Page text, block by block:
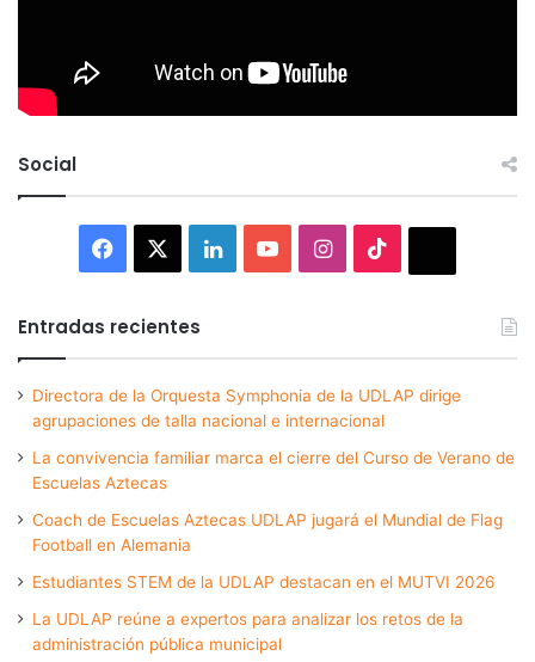
Social
Facebook LinkedInYouTubeInstagram
Entradas recientes
Directora de la Orquesta Symphonia de la UDLAP dirige
agrupaciones de talla nacional e internacional
La convivencia familiar marca el cierre del Curso de Verano de
Escuelas Aztecas
Coach de Escuelas Aztecas UDLAP jugará el Mundial de Flag
Football en Alemania
Estudiantes STEM de la UDLAP destacan en el MUTVI 2026
La UDLAP reúne a expertos para analizar los retos de la
administración pública municipal